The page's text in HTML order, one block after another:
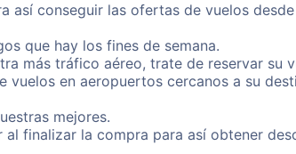
así conseguir las ofertas de vuelos
que hay los fines de semana.
más tráfico aéreo, trate de reservar su
en aeropuertos cercanos a su
mejores.
finalizar la compra para así obtener